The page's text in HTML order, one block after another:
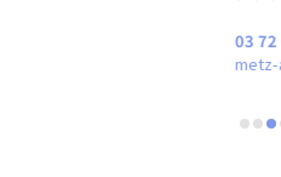
metz-actipole@fp-auto.com